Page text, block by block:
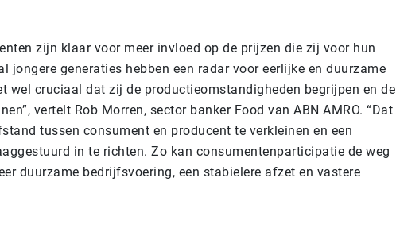
zijn klaar voor meer invloed op de prijzen die zij voor hun
jongere generaties hebben een radar voor eerlijke en duurzame
wel cruciaal dat zij de productieomstandigheden begrijpen en de
vertelt Rob Morren, sector banker Food van ABN AMRO. “Dat
tussen consument en producent te verkleinen en een
in te richten. Zo kan consumentenparticipatie de weg
duurzame bedrijfsvoering, een stabielere afzet en vastere